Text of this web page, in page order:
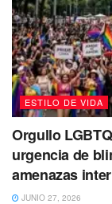
y costumbres
ESTILO DE VIDA
Orgullo
urgencia de
amenazas
JUNIO 27, 2026